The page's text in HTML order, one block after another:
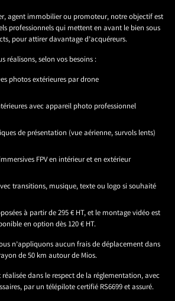
agent immobilier ou promoteur, notre objectif est
professionnels qui mettent en avant le bien sous
pour attirer davantage d’acquéreurs.
réalisons, selon vos besoins :
photos extérieures par drone
avec appareil photo professionnel
de présentation (vue aérienne, survols lents)
FPV en intérieur et en extérieur
transitions, musique, texte ou logo si souhaité
à partir de 295 € HT, et le montage vidéo est
en option dès 120 € HT.
n’appliquons aucun frais de déplacement dans
de 50 km autour de Mios.
dans le respect de la réglementation, avec
par un télépilote certifié RS6699 et assuré.